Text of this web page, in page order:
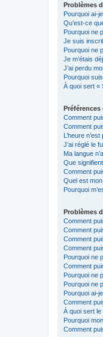
Problèmes
Pourquoi ai-
Qu’est-ce
Pourquoi ne
Je suis
Pourquoi ne
Je m’étais
J’ai perdu
Pourquoi
À quoi sert «
Comment
Comment
L’heure
J’ai réglé le
Ma langue
Que
Comment
Quel est
Pourquoi
Problèmes
Comment
Comment
Comment
Comment
Pourquoi ne
Comment
Pourquoi ne
Pourquoi ne
Pourquoi ai-
Comment
À quoi sert le
Pourquoi
Comment